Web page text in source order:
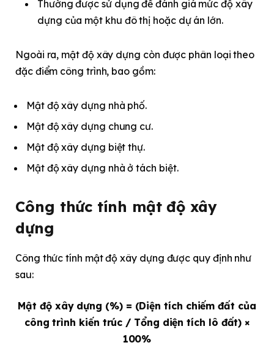
Thường được sử dụng để đánh giá mức độ xây
dựng của một khu đô thị hoặc dự án lớn.
Ngoài ra, mật độ xây dựng còn được phân loại theo
đặc điểm công trình, bao gồm:
Mật độ xây dựng nhà phố.
Mật độ xây dựng chung cư.
Mật độ xây dựng biệt thự.
Mật độ xây dựng nhà ở tách biệt.
Công thức tính mật độ xây
dựng
Công thức tính mật độ xây dựng được quy định như
sau:
Mật độ xây dựng (%) = (Diện tích chiếm đất của
công trình kiến trúc / Tổng diện tích lô đất) ×
100%